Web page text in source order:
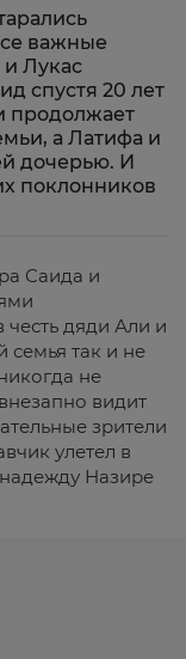
важные
Лукас
спустя 20 лет
продолжает
а Латифа и
дочерью. И
поклонников
Саида и
дяди Али и
так и не
не
видит
зрители
улетел в
Назире